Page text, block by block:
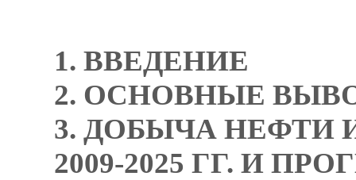
1. ВВЕДЕНИЕ
2. ОСНОВНЫЕ
3. ДОБЫЧА НЕФТИ
2009-2025 ГГ. И